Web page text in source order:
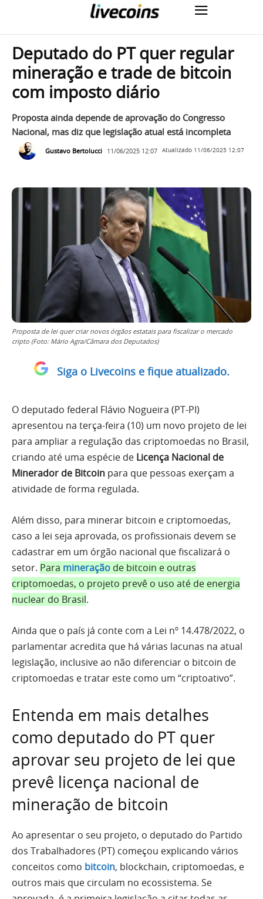
Deputado do PT quer regular
mineração e trade de bitcoin
com imposto diário
Proposta ainda depende de aprovação do Congresso
Nacional, mas diz que legislação atual está incompleta
Gustavo Bertolucci 11/06/2025 12:07 Atualizado 11/06/2025 12:07
Proposta de lei quer criar novos órgãos estatais para fiscalizar o mercado
cripto (Foto: Mário Agra/Câmara dos Deputados)
Siga o Livecoins e fique atualizado.
O deputado federal Flávio Nogueira (PT-PI)
apresentou na terça-feira (10) um novo projeto de lei
para ampliar a regulação das criptomoedas no Brasil,
criando até uma espécie de Licença Nacional de
Minerador de Bitcoin para que pessoas exerçam a
atividade de forma regulada.
Além disso, para minerar bitcoin e criptomoedas,
caso a lei seja aprovada, os profissionais devem se
cadastrar em um órgão nacional que fiscalizará o
setor. Para mineração de bitcoin e outras
criptomoedas, o projeto prevê o uso até de energia
nuclear do Brasil.
Ainda que o país já conte com a Lei nº 14.478/2022, o
parlamentar acredita que há várias lacunas na atual
legislação, inclusive ao não diferenciar o bitcoin de
criptomoedas e tratar este como um “criptoativo”.
Entenda em mais detalhes
como deputado do PT quer
aprovar seu projeto de lei que
prevê licença nacional de
mineração de bitcoin
Ao apresentar o seu projeto, o deputado do Partido
dos Trabalhadores (PT) começou explicando vários
conceitos como bitcoin, blockchain, criptomoedas, e
outros mais que circulam no ecossistema. Se